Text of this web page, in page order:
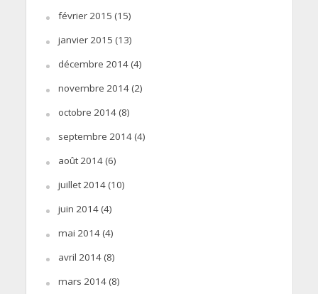
février 2015 (15)
janvier 2015 (13)
décembre 2014(4)
novembre 2014(2)
octobre 2014(8)
septembre 2014(4)
août 2014(6)
juillet 2014(10)
juin 2014(4)
mai 2014(4)
avril 2014(8)
mars 2014(8)